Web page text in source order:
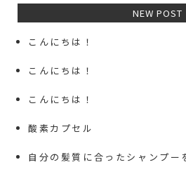
NEW POST
こんにちは！
こんにちは！
こんにちは！
酸素カプセル
自分の髪質に合ったシャンプー